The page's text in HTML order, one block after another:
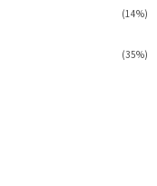
(14%)
(35%)